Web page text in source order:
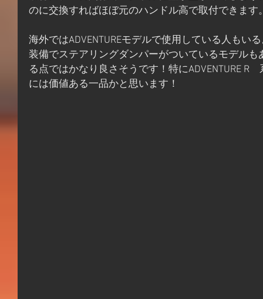
のに交換すればほぼ元のハンドル高で取付できます
海外ではADVENTUREモデルで使用している人もい
装備でステアリングダンパーがついているモデル
る点ではかなり良さそうです！特にADVENTURE R
には価値ある一品かと思います！